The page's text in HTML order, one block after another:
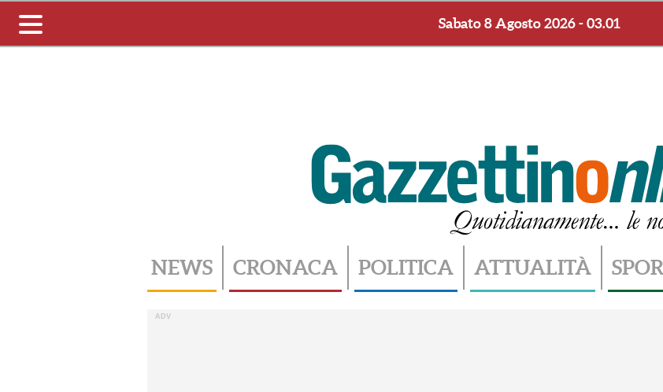
Toggle
navigation
Sabato 8 Agosto 2026 - 03.02
NEWS CRONACA POLITICA ATTUALITÀ